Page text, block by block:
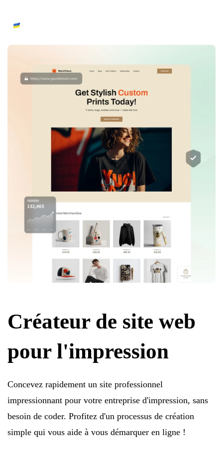
Créateur de site web
pour l'impression
Concevez rapidement un site professionnel
impressionnant pour votre entreprise d'impression, sans
besoin de coder. Profitez d'un processus de création
simple qui vous aide à vous démarquer en ligne !